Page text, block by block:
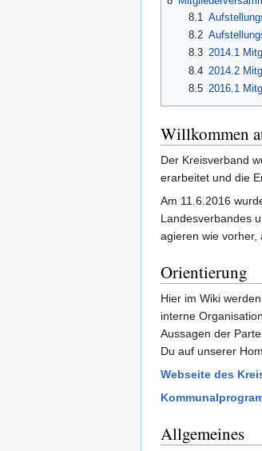
8.1
8.2
8.3 2014.1
8.4 2014.2
8.5 2016.1
Willkommen
Der Kreisverband
erarbeitet und die
Am 11.6.2016
Landesverbandes
agieren wie vorher,
Orientierung
Hier im Wiki
interne
Aussagen der
Du auf unserer
Webseite des
Allgemeines